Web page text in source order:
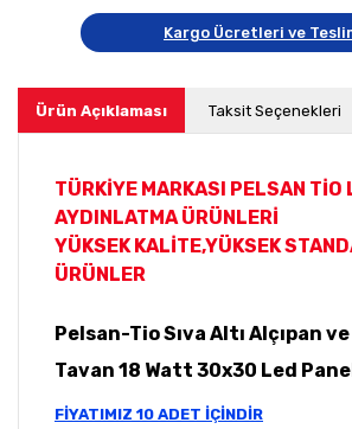
Kargo Ücretleri ve
Ürün Açıklaması Taksit Seçenekleri
TÜRKİYE MARKASI PELSAN TİO
AYDINLATMA ÜRÜNLERİ
YÜKSEK KALİTE,YÜKSEK
ÜRÜNLER
Pelsan-Tio Sıva Altı Alçıpan
Tavan 18 Watt 30x30 Led
FİYATIMIZ 10 ADET İÇİNDİR